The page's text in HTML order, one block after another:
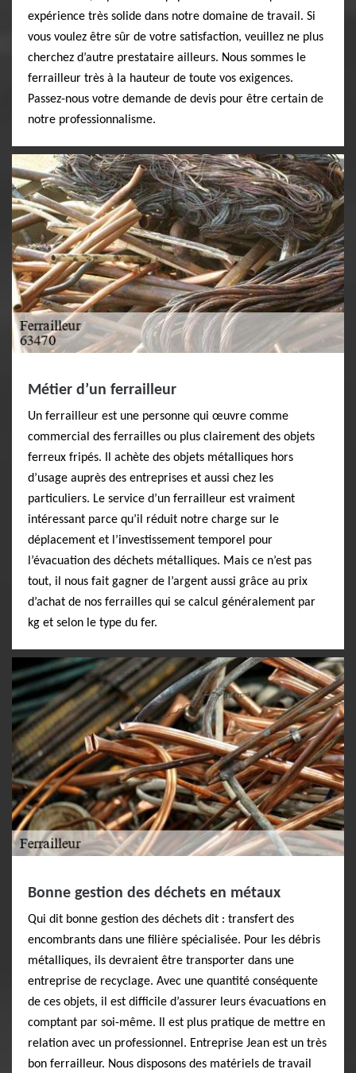
expérience très solide dans notre domaine de travail. Si
vous voulez être sûr de votre satisfaction, veuillez ne plus
cherchez d’autre prestataire ailleurs. Nous sommes le
ferrailleur très à la hauteur de toute vos exigences.
Passez-nous votre demande de devis pour être certain de
notre professionnalisme.
Métier d’un ferrailleur
Un ferrailleur est une personne qui œuvre comme
commercial des ferrailles ou plus clairement des objets
ferreux fripés. Il achète des objets métalliques hors
d’usage auprès des entreprises et aussi chez les
particuliers. Le service d’un ferrailleur est vraiment
intéressant parce qu’il réduit notre charge sur le
déplacement et l’investissement temporel pour
l’évacuation des déchets métalliques. Mais ce n’est pas
tout, il nous fait gagner de l’argent aussi grâce au prix
d’achat de nos ferrailles qui se calcul généralement par
kg et selon le type du fer.
Bonne gestion des déchets en métaux
Qui dit bonne gestion des déchets dit : transfert des
encombrants dans une filière spécialisée. Pour les débris
métalliques, ils devraient être transporter dans une
entreprise de recyclage. Avec une quantité conséquente
de ces objets, il est difficile d’assurer leurs évacuations en
comptant par soi-même. Il est plus pratique de mettre en
relation avec un professionnel. Entreprise Jean est un très
bon ferrailleur. Nous disposons des matériels de travail